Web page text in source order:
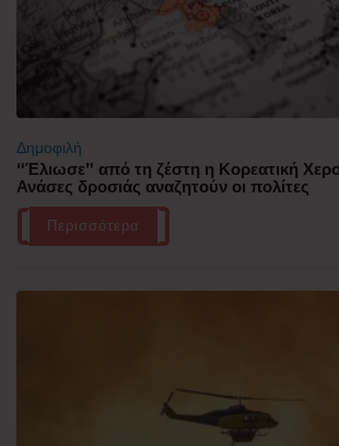
Δημοφιλή
“Έλιωσε” από τη ζέστη η Κορεατική
Ανάσες δροσιάς αναζητούν οι πολίτες
Περισσότερα